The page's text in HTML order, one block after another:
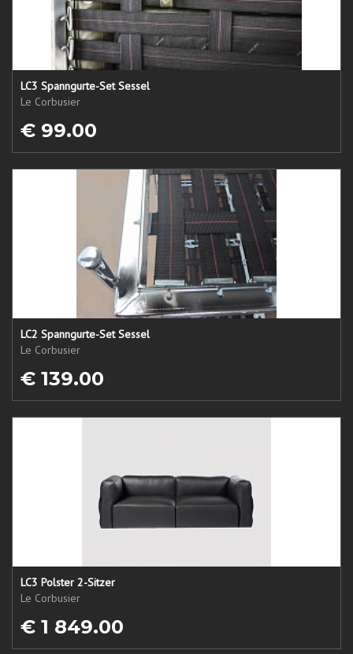
LC3 Spanngurte-Set Sessel
Le Corbusier
€ 99.00
LC2 Spanngurte-Set Sessel
Le Corbusier
€ 139.00
LC3 Polster 2-Sitzer
Le Corbusier
€ 1 849.00